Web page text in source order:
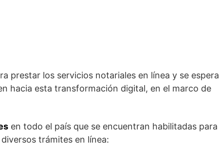
prestar los servicios notariales en línea y se espera
hacia esta transformación digital, en el marco de
en todo el país que se encuentran habilitadas para
trámites en línea: